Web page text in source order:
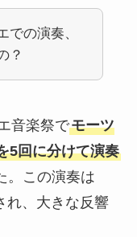
での演奏、
？
音楽祭でモーツ
5回に分けて演奏
。この演奏は
れ、大きな反響